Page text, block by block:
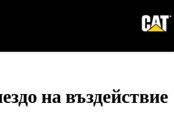
на въздействие